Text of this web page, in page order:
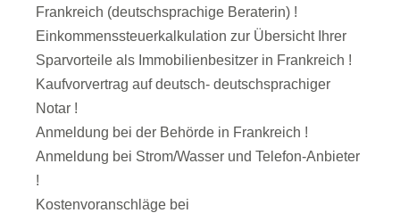
Frankreich (deutschsprachige Beraterin) !
Einkommenssteuerkalkulation zur Übersicht Ihrer
Sparvorteile als Immobilienbesitzer in Frankreich !
Kaufvorvertrag auf deutsch- deutschsprachiger
Notar !
Anmeldung bei der Behörde in Frankreich !
Anmeldung bei Strom/Wasser und Telefon-Anbieter
!
Kostenvoranschläge bei